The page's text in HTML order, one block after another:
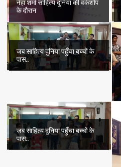
नेहा शर्मा साहित्य दुनिया की वर्कशॉप
के दौरान
जब साहित्य दुनिया पहुँचा बच्चों के
पास..
जब साहित्य दुनिया पहुँचा बच्चों के
पास..